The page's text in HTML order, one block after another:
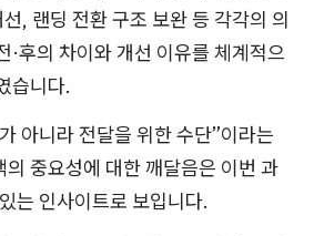
, 랜딩 전환 구조 보완 등 각각의 의
·후의 차이와 개선 이유를 체계적으
습니다.
아니라 전달을 위한 수단”이라는
중요성에 대한 깨달음은 이번 과
는 인사이트로 보입니다.